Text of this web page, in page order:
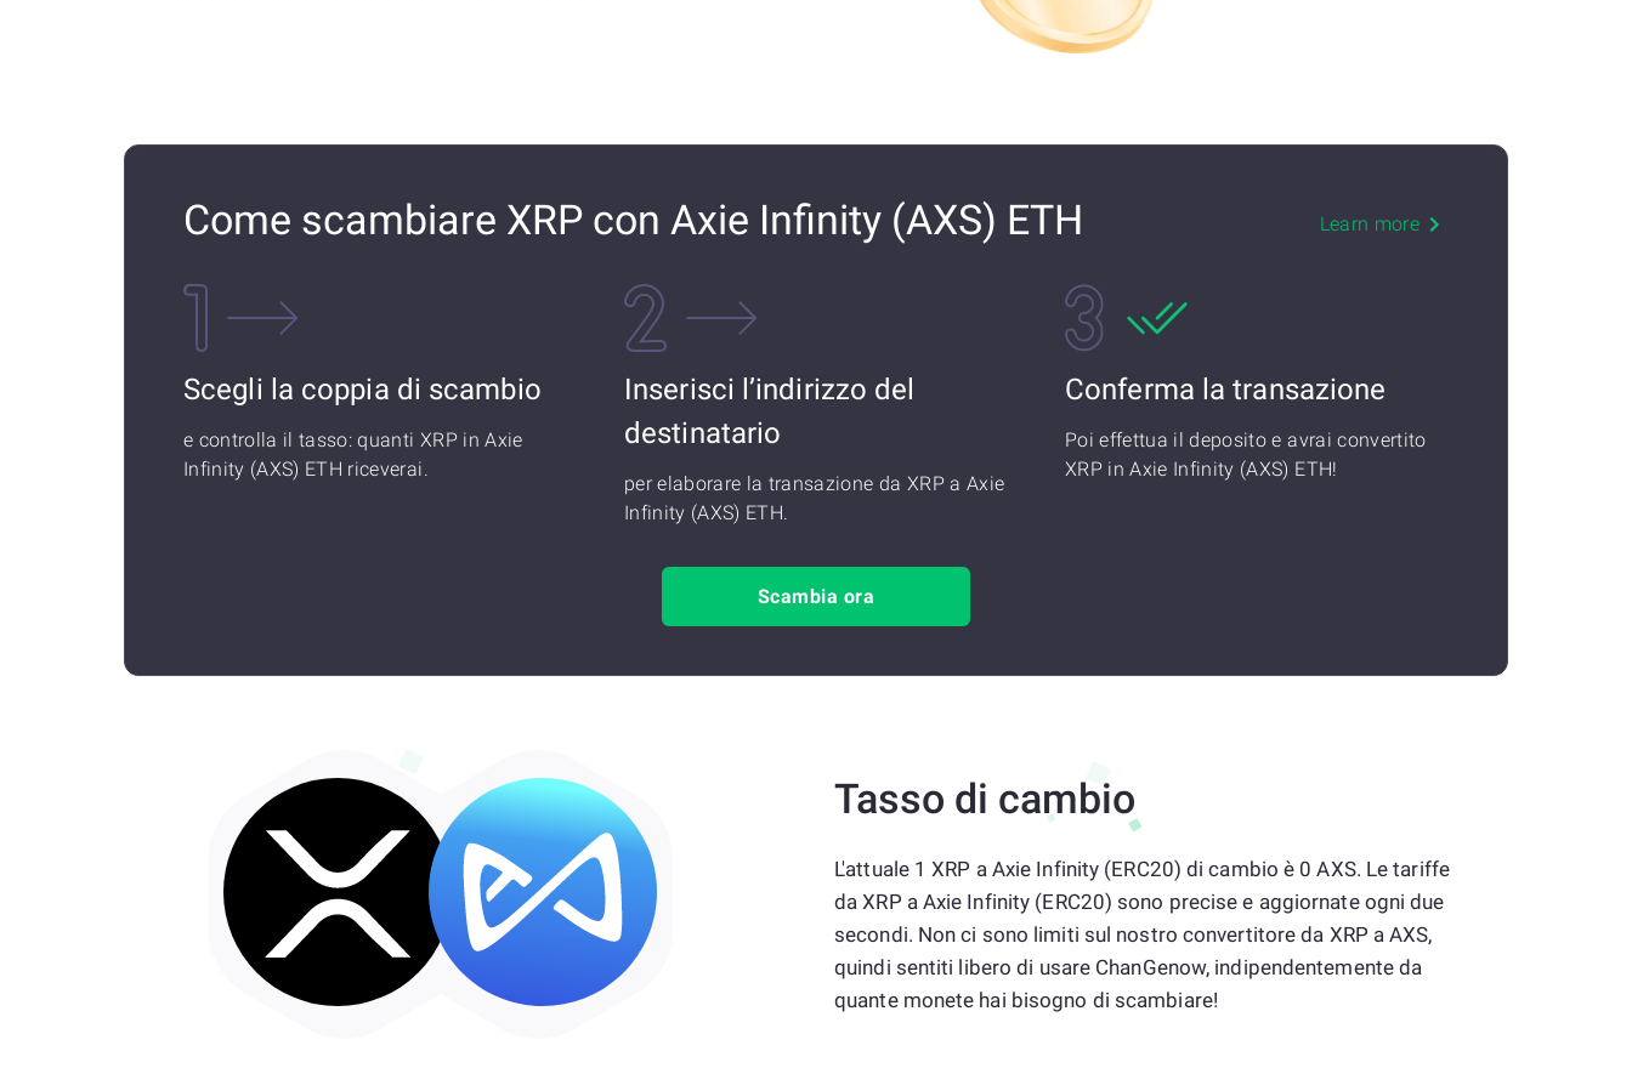
Come scambiare XRP con Axie Infinity (AXS) ETH Learn more
Scegli la coppia di scambio
e controlla il tasso: quanti XRP in Axie
Infinity (AXS) ETH riceverai.
Inserisci l’indirizzo del
destinatario
per elaborare la transazione da XRP a Axie
Infinity (AXS) ETH.
Conferma la transazione
Poi effettua il deposito e avrai convertito
XRP in Axie Infinity (AXS) ETH!
Scambia ora
Tasso di cambio
L'attuale 1 XRP a Axie Infinity (ERC20) di cambio è 0 AXS. Le tariffe
da XRP a Axie Infinity (ERC20) sono precise e aggiornate ogni due
secondi. Non ci sono limiti sul nostro convertitore da XRP a AXS,
quindi sentiti libero di usare ChanGenow, indipendentemente da
quante monete hai bisogno di scambiare!